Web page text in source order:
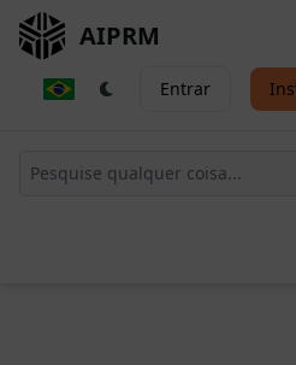
AIPRM
Entrar